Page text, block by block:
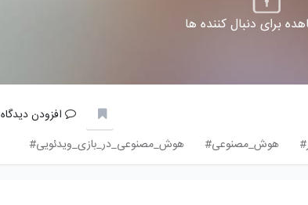
برای دنبال کننده ها
افزودن دیدگاه
هوش_مصنوعی# هوش_مصنوعی_در_بازی_ویدئویی#